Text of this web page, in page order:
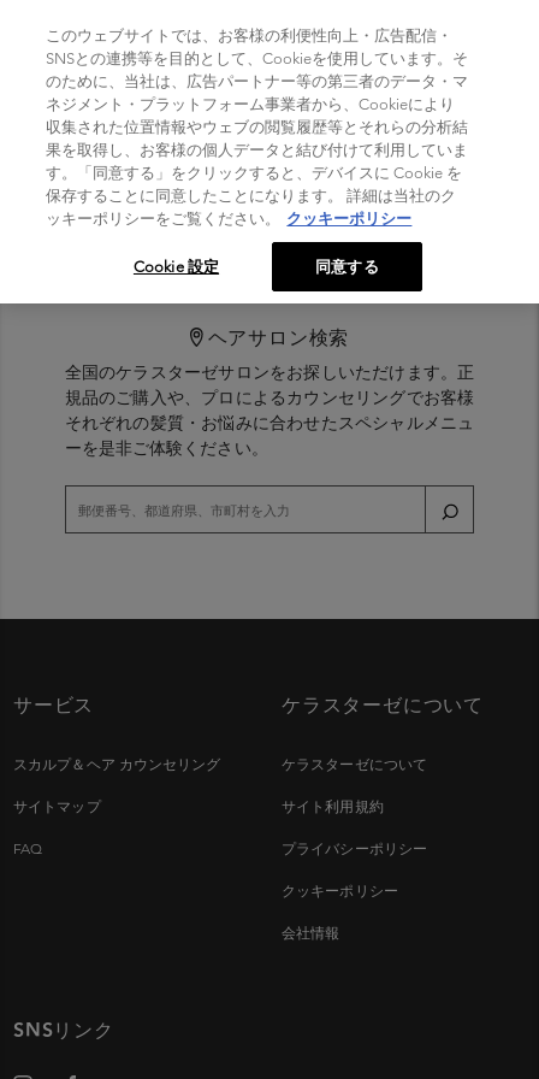
TOGGLE NAVIGATION
Home >
製品シリーズ
フィルター(0)
ヘアサロン検索
全国のケラスターゼサロンをお探しいただけます。正
規品のご購入や、プロによるカウンセリングでお客様
それぞれの髪質・お悩みに合わせたスペシャルメニュ
ーを是非ご体験ください。
サービス
スカルプ＆ヘア カウンセリング
サイトマップ
FAQ
ケラスターゼについて
ケラスターゼについて
サイト利用規約
プライバシーポリシー
クッキーポリシー
会社情報
SNSリンク
このウェブサイトでは、お客様の利便性向上・広告配信・
SNSとの連携等を目的として、Cookieを使用しています。そ
のために、当社は、広告パートナー等の第三者のデータ・マ
ネジメント・プラットフォーム事業者から、Cookieにより
収集された位置情報やウェブの閲覧履歴等とそれらの分析結
果を取得し、お客様の個人データと結び付けて利用していま
す。「同意する」をクリックすると、デバイスに Cookie を
保存することに同意したことになります。 詳細は当社のク
ッキーポリシーをご覧ください。
クッキーポリシー
Cookie 設定 同意する